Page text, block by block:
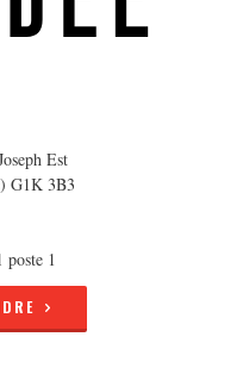
Est
G1K 3B3
poste 1